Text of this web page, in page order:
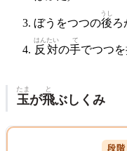
ぼうをつつの後
うし
ろ
反対
はんたい
の手
て
でつつを
玉
たま
が飛
と
ぶしくみ